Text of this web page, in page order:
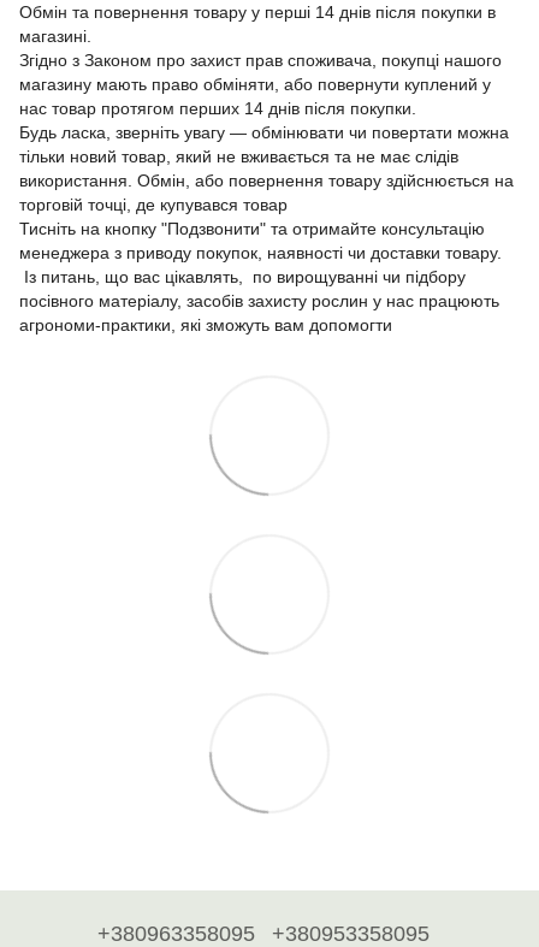
Обмін та повернення товару у перші 14 днів після покупки в
магазині.
Згідно з Законом про захист прав споживача, покупці нашого
магазину мають право обміняти, або повернути куплений у
нас товар протягом перших 14 днів після покупки.
Будь ласка, зверніть увагу — обмінювати чи повертати можна
тільки новий товар, який не вживається та не має слідів
використання. Обмін, або повернення товару здійснюється на
торговій точці, де купувався товар
Тисніть на кнопку "Подзвонити" та отримайте консультацію
менеджера з приводу покупок, наявності чи доставки товару.
Із питань, що вас цікавлять, по вирощуванні чи підбору
посівного матеріалу, засобів захисту рослин у нас працюють
агрономи-практики, які зможуть вам допомогти
+380963358095 +380953358095